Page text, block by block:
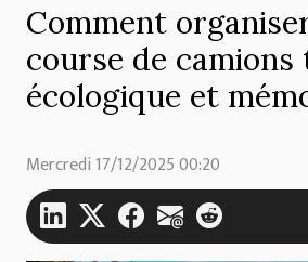
Comment
course de camions
écologique et
Mercredi 17/12/2025 00:20